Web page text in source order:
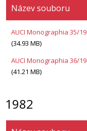
Název souboru
AUCI Monographia 35/
(34.93 MB)
AUCI Monographia 36/
(41.21 MB)
1982